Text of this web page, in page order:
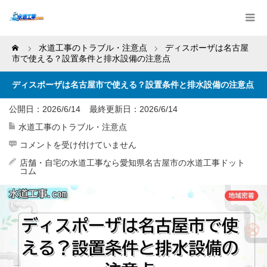
Home 水道工事のトラブル・注意点
ディスポーザは名古屋
市で使える？設置条件と排水設備の注意点
ディスポーザは名古屋市で使える？設置条件と排水設備の注意点
公開日：2026/6/14 最終更新日： 2026/6/14
水道工事のトラブル・注意点
デ
ス
ポ
ー
ザ
は
名
古
屋
市
で
使
え
る？
コメントを受け付けていません
店舗・自宅の水道工事なら愛知県名古屋市の水道工事ドット
コム